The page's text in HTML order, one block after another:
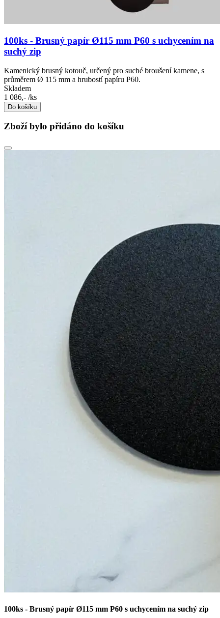
100ks - Brusný papír Ø115 mm P60 s uchycením na
suchý zip
Kamenický brusný kotouč, určený pro suché broušení kamene, s
průměrem Ø 115 mm a hrubostí papíru P60.
Skladem
1 086,- /ks
Do košíku
Zboží bylo přidáno do košíku
100ks - Brusný papír Ø115 mm P60 s uchycením na suchý zip